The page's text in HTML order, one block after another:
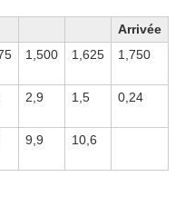
Arrivée
1,500 1,625 1,750
2,9 1,5 0,24
9,9 10,6